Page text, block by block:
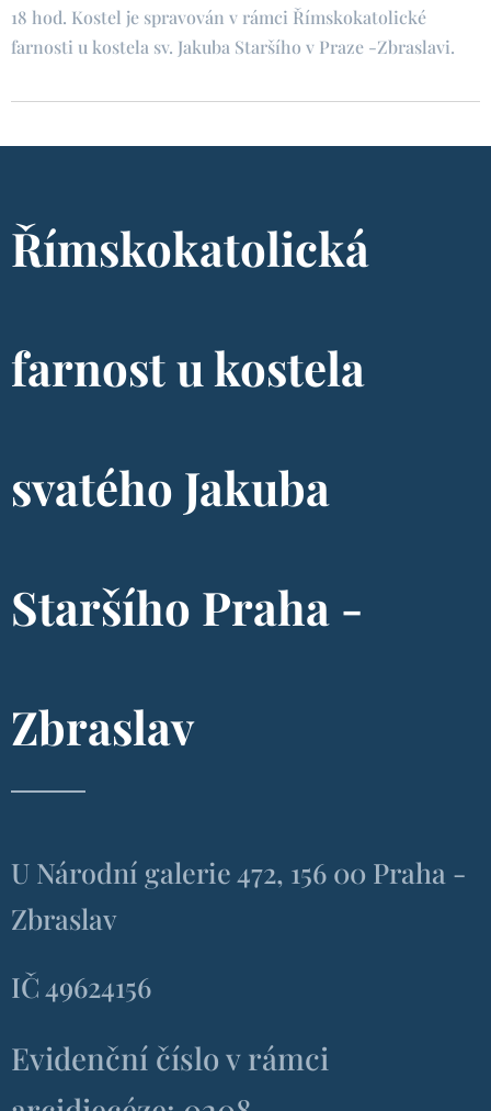
18 hod. Kostel je spravován v rámci Římskokatolické
farnosti u kostela sv. Jakuba Staršího v Praze -Zbraslavi.
Římskokatolická
farnost u kostela
svatého Jakuba
Staršího Praha -
Zbraslav
U Národní galerie 472, 156 00 Praha -
Zbraslav
IČ 49624156
Evidenční číslo v rámci